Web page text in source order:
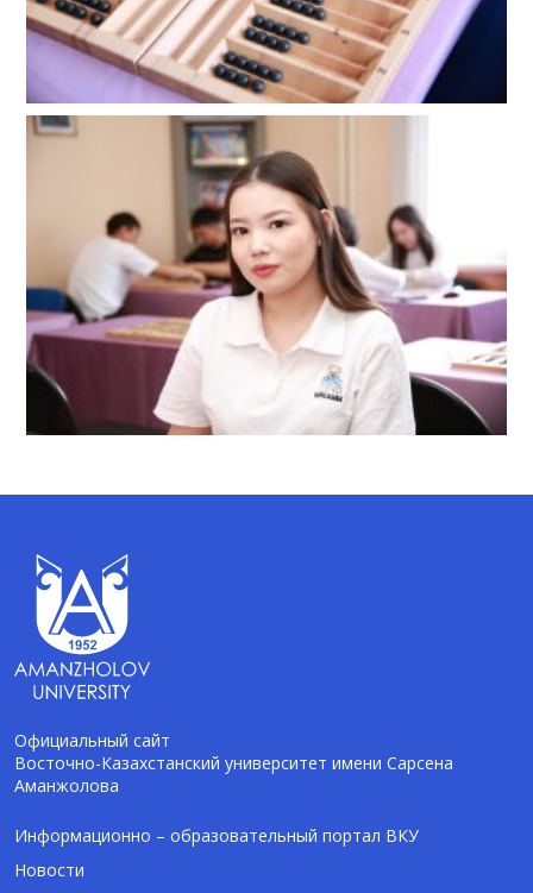
Официальный сайт
Восточно-Казахстанский университет имени Сарсена
Аманжолова
Информационно – образовательный портал ВКУ
Новости
Помощник Amanzholov University